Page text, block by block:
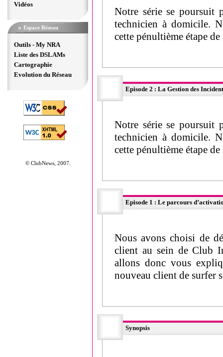
Vidéos
Espace Réseau
Outils - My NRA
Liste des DSLAMs
Cartographie
Evolution du Réseau
© ClubNews, 2007.
Notre série se poursuit
technicien à domicile.
cette pénultième étape
Episode 2 : La Gestion des
Notre série se poursuit
technicien à domicile.
cette pénultième étape
Episode 1 : Le parcours
Nous avons choisi de
client au sein de Club
allons donc vous
nouveau client de surfer
Synopsis